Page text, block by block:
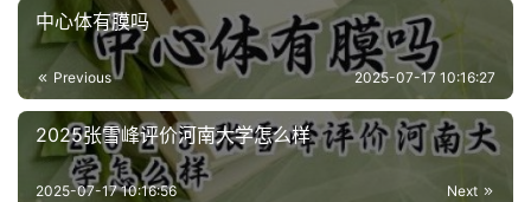
中心体有膜吗
Previous 2025-07-17 10:16:27
2025张雪峰评价河南大学怎么样
Next
2025-07-17 10:16:56